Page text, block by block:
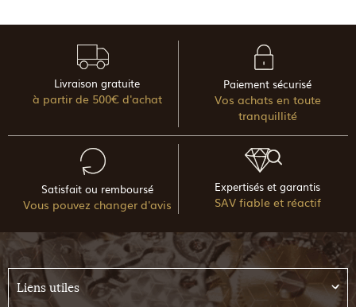
Livraison gratuite
à partir de 500€ d'achat
Paiement sécurisé
Vos achats en toute
tranquillité
Satisfait ou remboursé
Vous pouvez changer d'avis
Expertisés et garantis
SAV fiable et réactif
Liens utiles